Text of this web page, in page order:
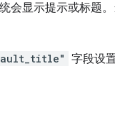
会显示提示或标题
字段设